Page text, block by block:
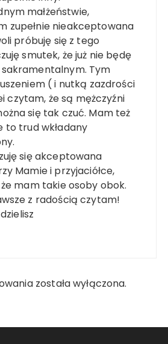
małżeństwie,
zupełnie nieakceptowana
próbuję się z tego
smutek, że już nie będę
sakramentalnym. Tym
( i nutką zazdrości
czytam, że są mężczyźni
się tak czuć. Mam też
to trud wkładany
się akceptowana
Mamie i przyjaciółce,
mam takie osoby obok.
z radością czytam!
została wyłączona.